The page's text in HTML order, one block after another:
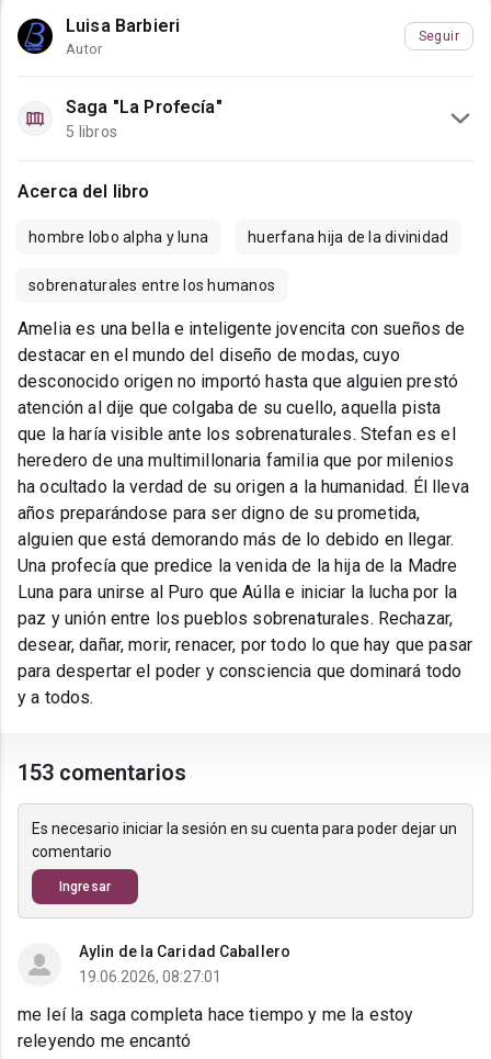
Luisa Barbieri
Autor
Seguir
Saga "La Profecía"
5 libros
Acerca del libro
hombre lobo alpha y luna huerfana hija de la divinidad
sobrenaturales entre los humanos
Amelia es una bella e inteligente jovencita con sueños de
destacar en el mundo del diseño de modas, cuyo
desconocido origen no importó hasta que alguien prestó
atención al dije que colgaba de su cuello, aquella pista
que la haría visible ante los sobrenaturales. Stefan es el
heredero de una multimillonaria familia que por milenios
ha ocultado la verdad de su origen a la humanidad. Él lleva
años preparándose para ser digno de su prometida,
alguien que está demorando más de lo debido en llegar.
Una profecía que predice la venida de la hija de la Madre
Luna para unirse al Puro que Aúlla e iniciar la lucha por la
paz y unión entre los pueblos sobrenaturales. Rechazar,
desear, dañar, morir, renacer, por todo lo que hay que pasar
para despertar el poder y consciencia que dominará todo
y a todos.
153 comentarios
Es necesario iniciar la sesión en su cuenta para poder dejar un
comentario
Ingresar
Aylin de la Caridad Caballero
19.06.2026, 08:27:01
me leí la saga completa hace tiempo y me la estoy
releyendo me encantó